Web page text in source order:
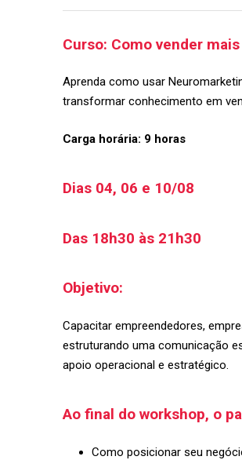
Curso: Como vender
Aprenda como usar
transformar conhecimento em
Carga horária: 9 horas
Dias 04, 06 e 10/08
Das 18h30 às 21h30
Objetivo:
Capacitar empreendedores,
estruturando uma comunicação
apoio operacional e estratégico.
Ao final do workshop, o
Como posicionar seu